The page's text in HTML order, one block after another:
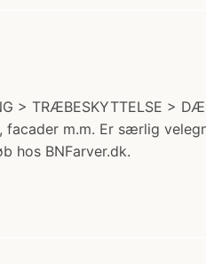
> TRÆBESKYTTELSE >
m.m. Er særlig
hos BNFarver.dk.